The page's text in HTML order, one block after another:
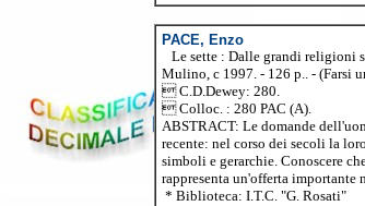
PACE, Enzo
Le sette : Dalle grandi religioni
Mulino, c 1997. - 126 p.. - (Farsi
 C.D.Dewey: 280.
 Colloc. : 280 PAC (A).
ABSTRACT: Le domande
recente: nel corso dei secoli la
simboli e gerarchie. Conoscere
rappresenta un'offerta importante
* Biblioteca: I.T.C. "G. Rosati"